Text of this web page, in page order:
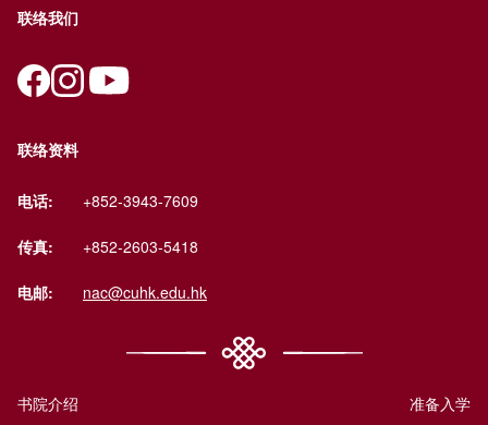
联络我们
联络资料
电话: +852-3943-7609
传真: +852-2603-5418
电邮: nac@cuhk.edu.hk
书院介绍 准备入学